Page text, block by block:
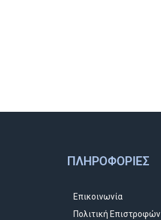
ΠΛΗΡΟΦΟΡΊΕΣ
Επικοινωνία
Πολιτική Επιστροφών